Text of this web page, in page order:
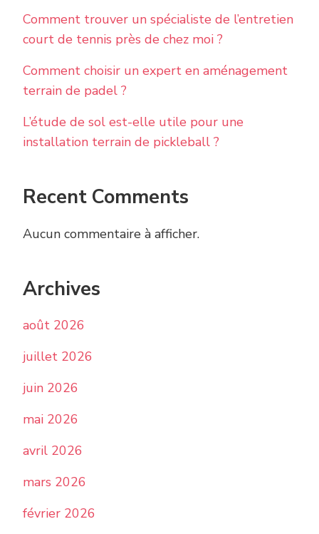
Comment trouver un spécialiste de l’entretien
court de tennis près de chez moi ?
Comment choisir un expert en aménagement
terrain de padel ?
L’étude de sol est-elle utile pour une
installation terrain de pickleball ?
Recent Comments
Aucun commentaire à afficher.
Archives
août 2026
juillet 2026
juin 2026
mai 2026
avril 2026
mars 2026
février 2026